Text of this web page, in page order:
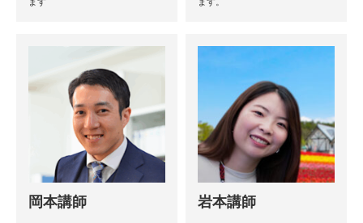
岡本講師 岩本講師